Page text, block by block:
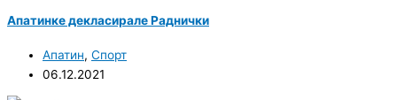
Апатинке декласирале Раднички
Апатин, Спорт
06.12.2021